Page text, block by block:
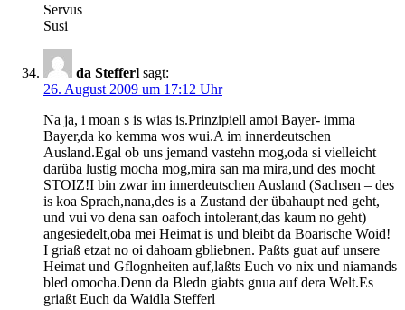
Servus
Susi
da Stefferl sagt:
26. August 2009 um 17:12 Uhr
Na ja, i moan s is wias is.Prinzipiell amoi Bayer- imma
Bayer,da ko kemma wos wui.A im innerdeutschen
Ausland.Egal ob uns jemand vastehn mog,oda si vielleicht
darüba lustig mocha mog,mira san ma mira,und des mocht
STOIZ!I bin zwar im innerdeutschen Ausland (Sachsen – des
is koa Sprach,nana,des is a Zustand der übahaupt ned geht,
und vui vo dena san oafoch intolerant,das kaum no geht)
angesiedelt,oba mei Heimat is und bleibt da Boarische Woid!
I griaß etzat no oi dahoam gbliebnen. Paßts guat auf unsere
Heimat und Gflognheiten auf,laßts Euch vo nix und niamands
bled omocha.Denn da Bledn giabts gnua auf dera Welt.Es
griaßt Euch da Waidla Stefferl